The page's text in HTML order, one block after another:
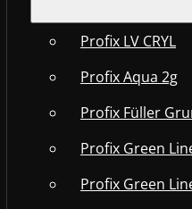
Profix LV CRYL
Profix Aqua 2g
Profix Füller
Profix Green
Profix Green